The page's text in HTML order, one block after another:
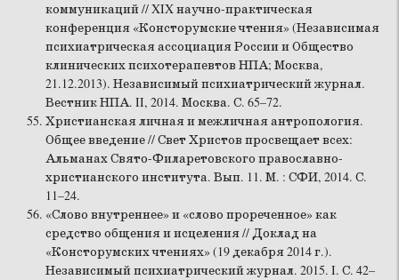
коммуникаций // XIX научно-практическая
конференция «Консторумские чтения» (Независимая
психиатрическая ассоциация России и Общество
клинических психотерапевтов НПА; Москва,
21.12.2013). Независимый психиатрический журнал.
Вестник НПА. II, 2014. Москва. С. 65–72.
Христианская личная и межличная антропология.
Общее введение // Свет Христов просвещает всех:
Альманах Свято-Филаретовского православно-
христианского института. Вып. 11. М. : СФИ, 2014. С.
11–24.
«Слово внутреннее» и «слово прореченное» как
средство общения и исцеления // Доклад на
«Консторумских чтениях» (19 декабря 2014 г.).
Независимый психиатрический журнал. 2015. I. С. 42–